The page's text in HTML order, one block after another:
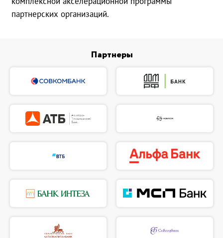
партнерских организаций.
Партнеры